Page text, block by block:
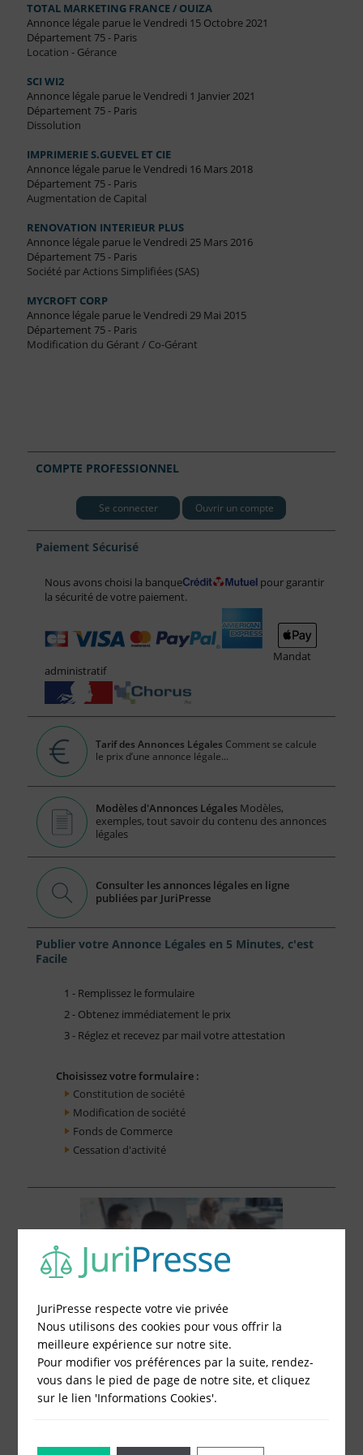
TOTAL MARKETING FRANCE / OUIZA
Annonce légale parue le Vendredi 15 Octobre 2021
Département 75 - Paris
Location - Gérance
SCI WI2
Annonce légale parue le Vendredi 1 Janvier 2021
Département 75 - Paris
Dissolution
IMPRIMERIE S.GUEVEL ET CIE
Annonce légale parue le Vendredi 16 Mars 2018
Département 75 - Paris
Augmentation de Capital
RENOVATION INTERIEUR PLUS
Annonce légale parue le Vendredi 25 Mars 2016
Département 75 - Paris
Société par Actions Simplifiées (SAS)
MYCROFT CORP
Annonce légale parue le Vendredi 29 Mai 2015
Département 75 - Paris
Modification du Gérant / Co-Gérant
COMPTE PROFESSIONNEL
Se connecter Ouvrir un compte
Paiement Sécurisé
Nous avons choisi la banque
pour garantir
la sécurité de votre paiement.
Mandat
administratif
Tarif des Annonces Légales Comment se calcule
le prix d’une annonce légale...
Modèles d'Annonces Légales Modèles,
exemples, tout savoir du contenu des annonces
légales
Consulter les annonces légales en ligne
publiées par JuriPresse
Publier votre Annonce Légales en 5 Minutes, c'est
Facile
1 - Remplissez le formulaire
2 - Obtenez immédiatement le prix
3 - Réglez et recevez par mail votre attestation
Choisissez votre formulaire :
Constitution de société
Modification de société
Fonds de Commerce
Cessation d'activité
JuriPresse respecte votre vie privée
Nous utilisons des cookies pour vous offrir la
meilleure expérience sur notre site.
Pour modifier vos préférences par la suite, rendez-
vous dans le pied de page de notre site, et cliquez
sur le lien 'Informations Cookies'.